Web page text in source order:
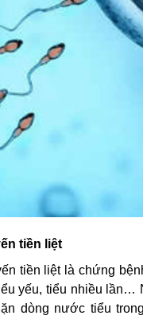
tiền liệt
tiền liệt là chứng
yếu, tiểu nhiều lần…
dòng nước tiểu